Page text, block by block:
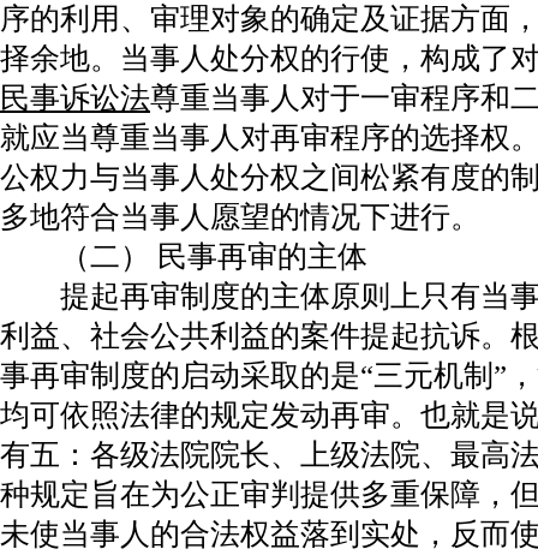
序的利用、审理对象的确定及证据方面
择余地。当事人处分权的行使，构成了
民事诉讼法尊重当事人对于一审程序和
就应当尊重当事人对再审程序的选择权
公权力与当事人处分权之间松紧有度的
多地符合当事人愿望的情况下进行。
（二） 民事再审的主体
提起再审制度的主体原则上只有当事
利益、社会公共利益的案件提起抗诉。
事再审制度的启动采取的是“三元机制”
均可依照法律的规定发动再审。也就是
有五：各级法院院长、上级法院、最高
种规定旨在为公正审判提供多重保障，
未使当事人的合法权益落到实处，反而